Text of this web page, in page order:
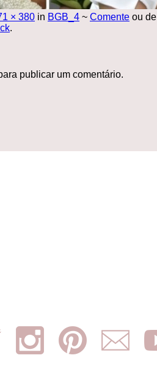
× 380 in BGB_4 ~ Comente ou
.
publicar um comentário.